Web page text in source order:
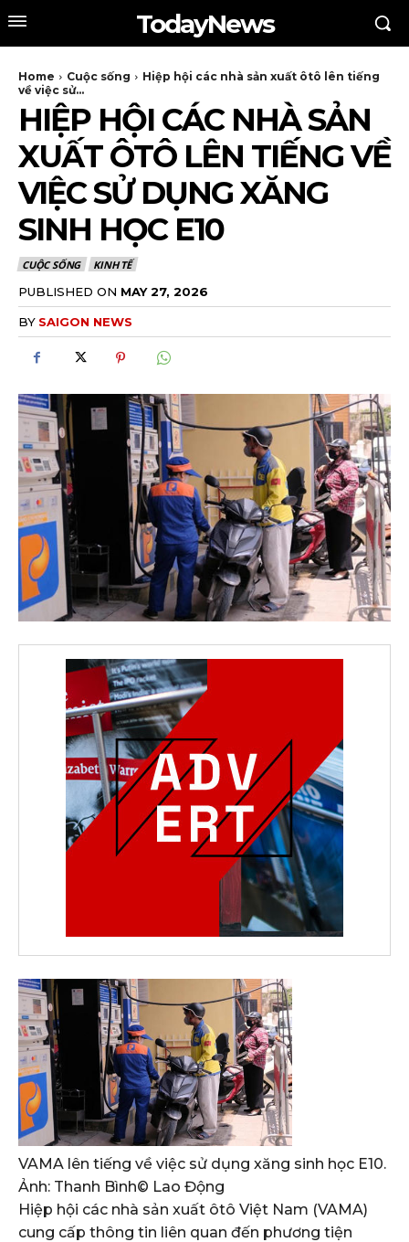
TodayNews
Home Cuộc sống
Hiệp hội các nhà sản xuất ôtô lên tiếng
về việc sử...
HIỆP HỘI CÁC NHÀ SẢN
XUẤT ÔTÔ LÊN TIẾNG VỀ
VIỆC SỬ DỤNG XĂNG
SINH HỌC E10
CUỘC SỐNG KINH TẾ
PUBLISHED ON MAY 27, 2026
BY SAIGON NEWS
VAMA lên tiếng về việc sử dụng xăng sinh học E10.
Ảnh: Thanh Bình© Lao Động
Hiệp hội các nhà sản xuất ôtô Việt Nam (VAMA)
cung cấp thông tin liên quan đến phương tiện